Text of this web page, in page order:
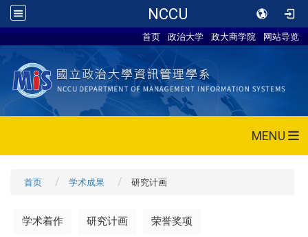
NCCU
首页 政治大学 政大商学院 网站导览
MENU
首页 学术成果 研究计画
学术着作 研究计画 荣誉奖项